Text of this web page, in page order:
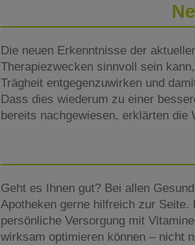
Die neuen Erkenntnisse der
Therapiezwecken sinnvoll sein
Trägheit entgegenzuwirken und
Dass dies wiederum zu einer
bereits nachgewiesen, erklärten die
Geht es Ihnen gut? Bei allen
Apotheken gerne hilfreich zur
persönliche Versorgung mit
wirksam optimieren können – nicht